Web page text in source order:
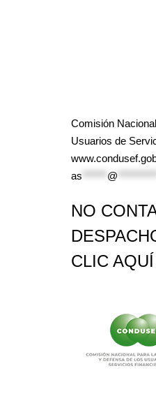
Comisión
Usuarios de
as
@
NO
CLIC